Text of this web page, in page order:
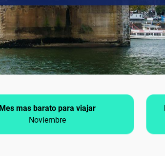
Mes mas barato para viajar
Noviembre